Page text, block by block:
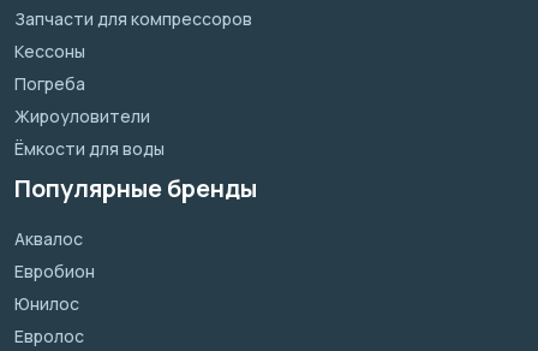
Запчасти для компрессоров
Кессоны
Погреба
Жироуловители
Ёмкости для воды
Популярные бренды
Аквалос
Евробион
Юнилос
Евролос